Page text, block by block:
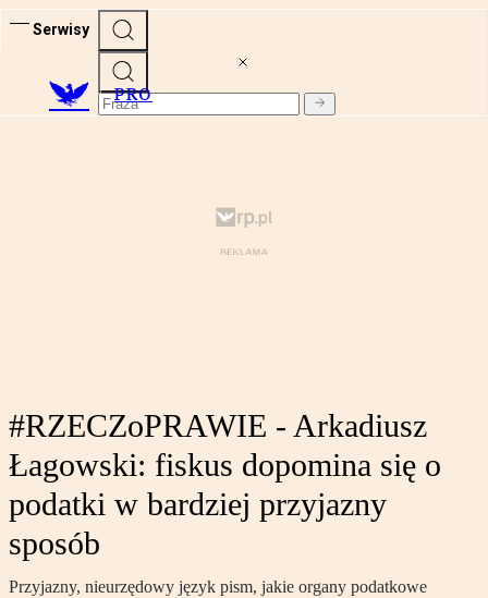
Serwisy
PRO
#RZECZoPRAWIE - Arkadiusz
Łagowski: fiskus dopomina się o
podatki w bardziej przyjazny
sposób
Przyjazny, nieurzędowy język pism, jakie organy podatkowe